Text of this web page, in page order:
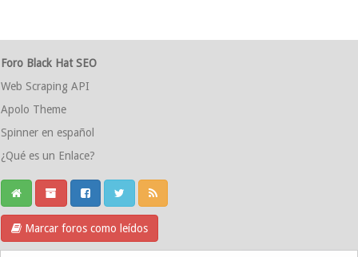
Foro Black Hat SEO
Web Scraping API
Apolo Theme
Spinner en español
¿Qué es un Enlace?
Marcar foros como leídos